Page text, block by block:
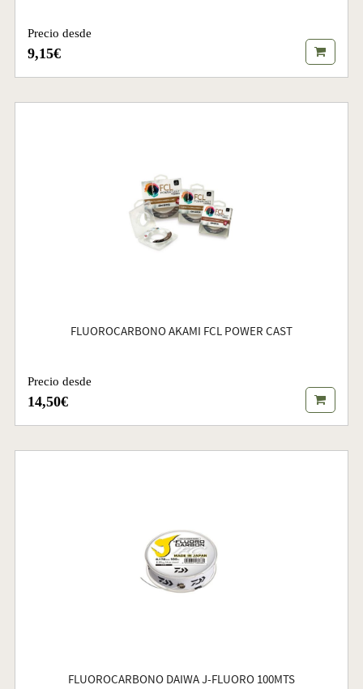
Precio desde
9,15€
FLUOROCARBONO AKAMI FCL POWER CAST
Precio desde
14,50€
FLUOROCARBONO DAIWA J-FLUORO 100MTS